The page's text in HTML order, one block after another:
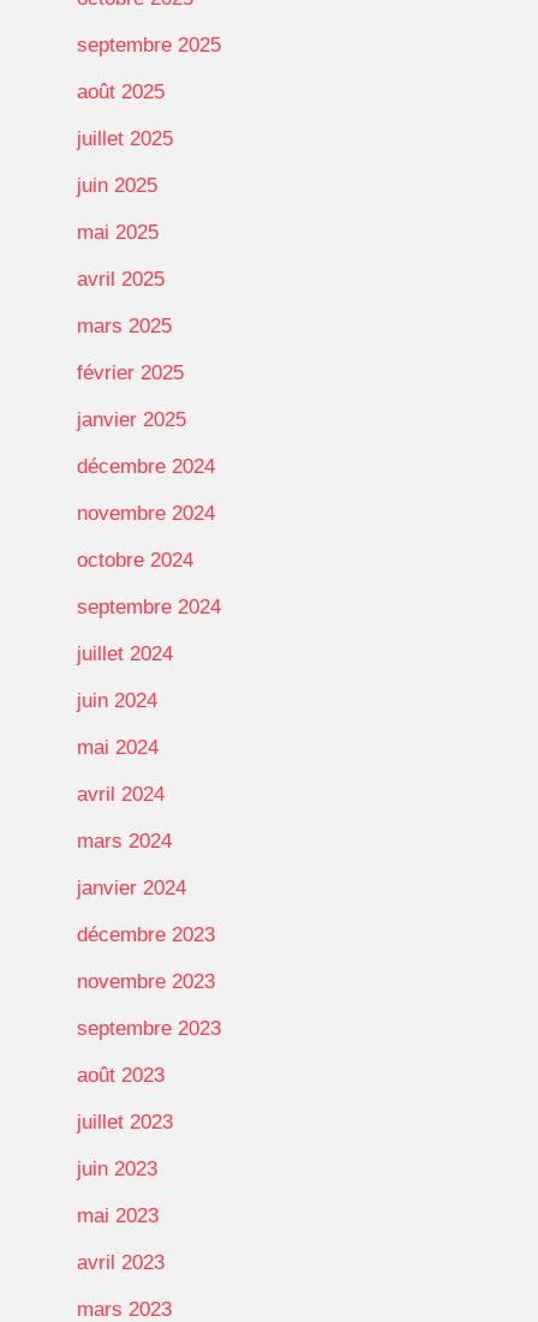
septembre 2025
août 2025
juillet 2025
juin 2025
mai 2025
avril 2025
mars 2025
février 2025
janvier 2025
décembre 2024
novembre 2024
octobre 2024
septembre 2024
juillet 2024
juin 2024
mai 2024
avril 2024
mars 2024
janvier 2024
décembre 2023
novembre 2023
septembre 2023
août 2023
juillet 2023
juin 2023
mai 2023
avril 2023
mars 2023